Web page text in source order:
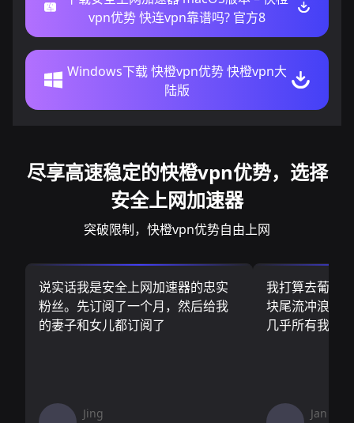
vpn优势 快连vpn靠谱吗? 官方8
Windows下载 快橙vpn优势 快橙vpn大
陆版
尽享高速稳定的快橙vpn优势，选择
安全上网加速器
突破限制，快橙vpn优势自由上网
说实话我是安全上网加速器的忠实
粉丝。先订阅了一个月，然后给我
的妻子和女儿都订阅了
Jing
我打算去葡萄
块尾流冲浪板
几乎所有我需
Jan V